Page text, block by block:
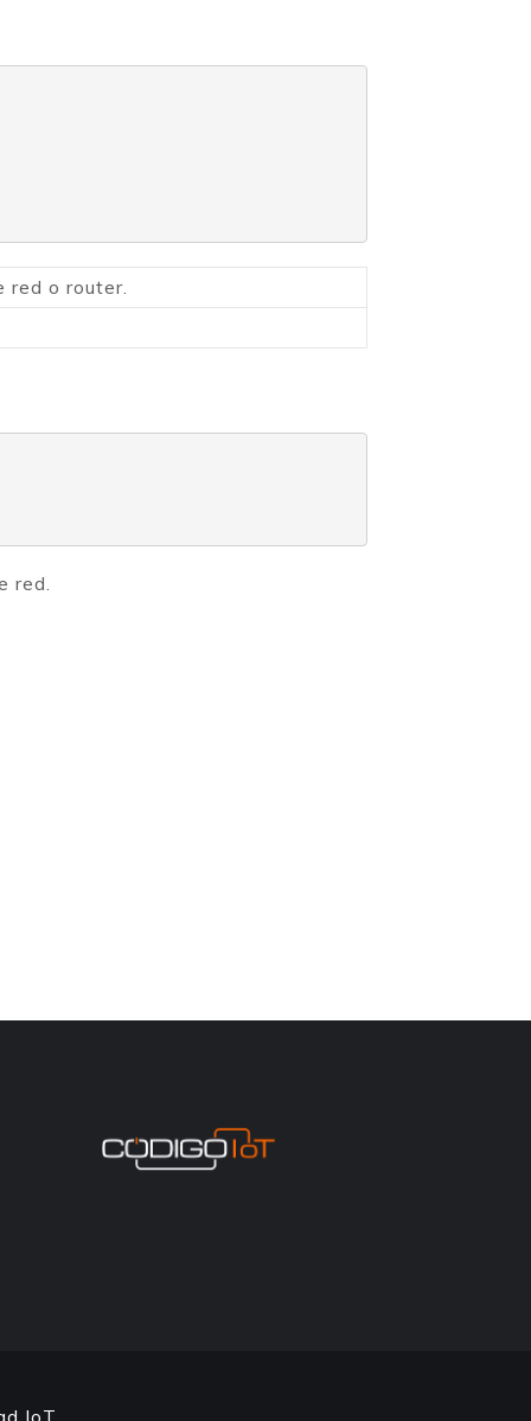
red o router.
red.
IoT